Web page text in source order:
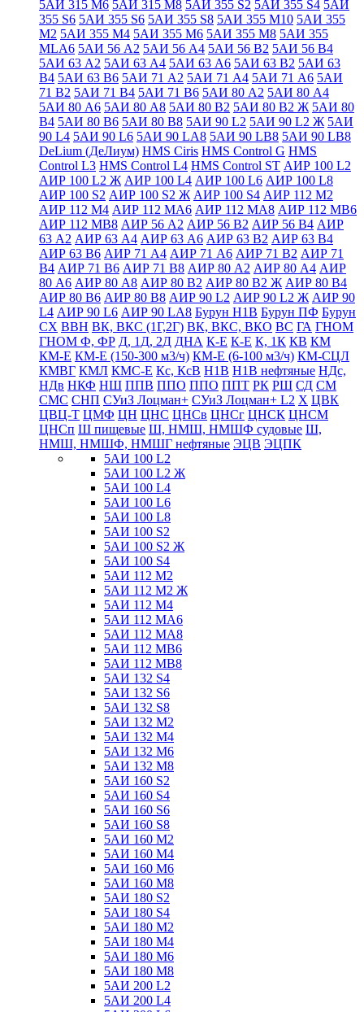
5АИ 315 М6 5АИ 315 М8 5АИ 355 S2 5АИ 355 S4 5АИ
355 S6 5АИ 355 S6 5АИ 355 S8 5АИ 355 М10 5АИ 355
М2 5АИ 355 М4 5АИ 355 М6 5АИ 355 М8 5АИ 355
МLА6 5АИ 56 А2 5АИ 56 А4 5АИ 56 В2 5АИ 56 В4
5АИ 63 А2 5АИ 63 А4 5АИ 63 А6 5АИ 63 В2 5АИ 63
В4 5АИ 63 В6 5АИ 71 А2 5АИ 71 А4 5АИ 71 А6 5АИ
71 В2 5АИ 71 В4 5АИ 71 В6 5АИ 80 А2 5АИ 80 А4
5АИ 80 А6 5АИ 80 А8 5АИ 80 В2 5АИ 80 В2 Ж 5АИ 80
В4 5АИ 80 В6 5АИ 80 В8 5АИ 90 L2 5АИ 90 L2 Ж 5АИ
90 L4 5АИ 90 L6 5АИ 90 LА8 5АИ 90 LВ8 5АИ 90 LВ8
DeLium (ДеЛиум) HMS Ciris HMS Control G HMS
Control L3 HMS Control L4 HMS Control ST АИР 100 L2
АИР 100 L2 Ж АИР 100 L4 АИР 100 L6 АИР 100 L8
АИР 100 S2 АИР 100 S2 Ж АИР 100 S4 АИР 112 М2
АИР 112 М4 АИР 112 МА6 АИР 112 МА8 АИР 112 МВ6
АИР 112 МВ8 АИР 56 А2 АИР 56 В2 АИР 56 В4 АИР
63 А2 АИР 63 А4 АИР 63 А6 АИР 63 В2 АИР 63 В4
АИР 63 В6 АИР 71 А4 АИР 71 А6 АИР 71 В2 АИР 71
В4 АИР 71 В6 АИР 71 В8 АИР 80 А2 АИР 80 А4 АИР
80 А6 АИР 80 А8 АИР 80 В2 АИР 80 В2 Ж АИР 80 В4
АИР 80 В6 АИР 80 В8 АИР 90 L2 АИР 90 L2 Ж АИР 90
L4 АИР 90 L6 АИР 90 LА8 Бурун Н1В Бурун ПФ Бурун
СХ ВВН ВК, ВКС (1Г,2Г) ВК, ВКС, ВКО ВС ГА ГНОМ
ГНОМ Ф, ФР Д, 1Д, 2Д ДНА К-Е К-Е К, 1К КВ КМ
КМ-Е КМ-Е (150-300 м3/ч) КМ-Е (6-100 м3/ч) КМ-СЦЛ
КМВГ КМЛ КМС-Е Кс, КсВ Н1В Н1В нефтяные НДс,
НДв НКФ НШ ППВ ППО ППО ППТ РК РШ СД СМ
СМС СНП СУиЗ Лоцман+ СУиЗ Лоцман+ L2 Х ЦВК
ЦВЦ-Т ЦМФ ЦН ЦНС ЦНСв ЦНСг ЦНСК ЦНСМ
ЦНСп Ш пищевые Ш, НМШ, НМШФ судовые Ш,
НМШ, НМШФ, НМШГ нефтяные ЭЦВ ЭЦПК
5АИ 100 L2
5АИ 100 L2 Ж
5АИ 100 L4
5АИ 100 L6
5АИ 100 L8
5АИ 100 S2
5АИ 100 S2 Ж
5АИ 100 S4
5АИ 112 М2
5АИ 112 М2 Ж
5АИ 112 М4
5АИ 112 МА6
5АИ 112 МА8
5АИ 112 МВ6
5АИ 112 МВ8
5АИ 132 S4
5АИ 132 S6
5АИ 132 S8
5АИ 132 М2
5АИ 132 М4
5АИ 132 М6
5АИ 132 М8
5АИ 160 S2
5АИ 160 S4
5АИ 160 S6
5АИ 160 S8
5АИ 160 М2
5АИ 160 М4
5АИ 160 М6
5АИ 160 М8
5АИ 180 S2
5АИ 180 S4
5АИ 180 М2
5АИ 180 М4
5АИ 180 М6
5АИ 180 М8
5АИ 200 L2
5АИ 200 L4